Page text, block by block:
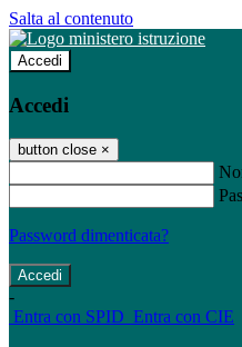
Salta al contenuto
Accedi
Accedi
button close ×
Password dimenticata?
-
Entra con SPID Entra con CIE